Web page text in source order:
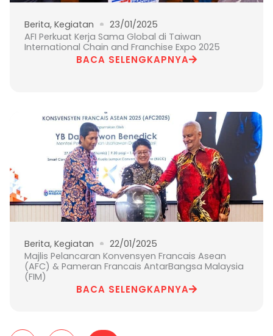
Berita, Kegiatan
23/01/2025
AFI Perkuat Kerja Sama Global di Taiwan
International Chain and Franchise Expo 2025
BACA SELENGKAPNYA
Berita, Kegiatan
22/01/2025
Majlis Pelancaran Konvensyen Francais Asean
(AFC) & Pameran Francais AntarBangsa Malaysia
(FIM)
BACA SELENGKAPNYA